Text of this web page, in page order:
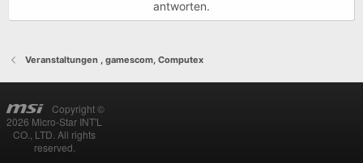
antworten.
Veranstaltungen , gamescom, Computex
Copyright ©
2026 Micro-Star INT'L
CO., LTD. All rights
reserved.